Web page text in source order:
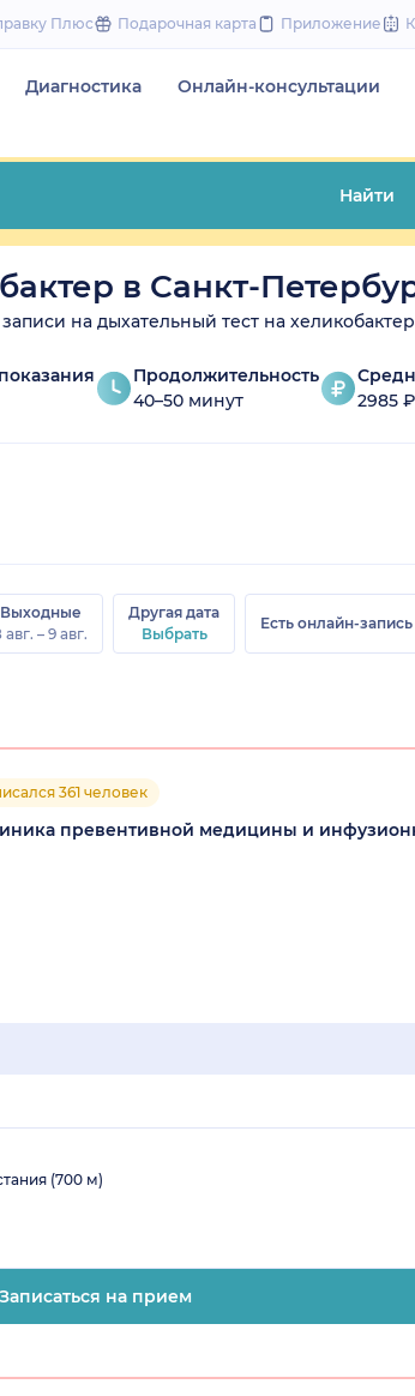
to
Плюс Подарочная карта Приложение
Диагностика Онлайн-консультации
Найти
в Санкт-
на дыхательный тест на
Продолжительность
40–50 минут
2985 ₽
Выходные
авг. – 9 авг.
Другая дата
Выбрать
Есть онлайн-запись
361 человек
превентивной медицины и
(700 м)
Записаться на прием